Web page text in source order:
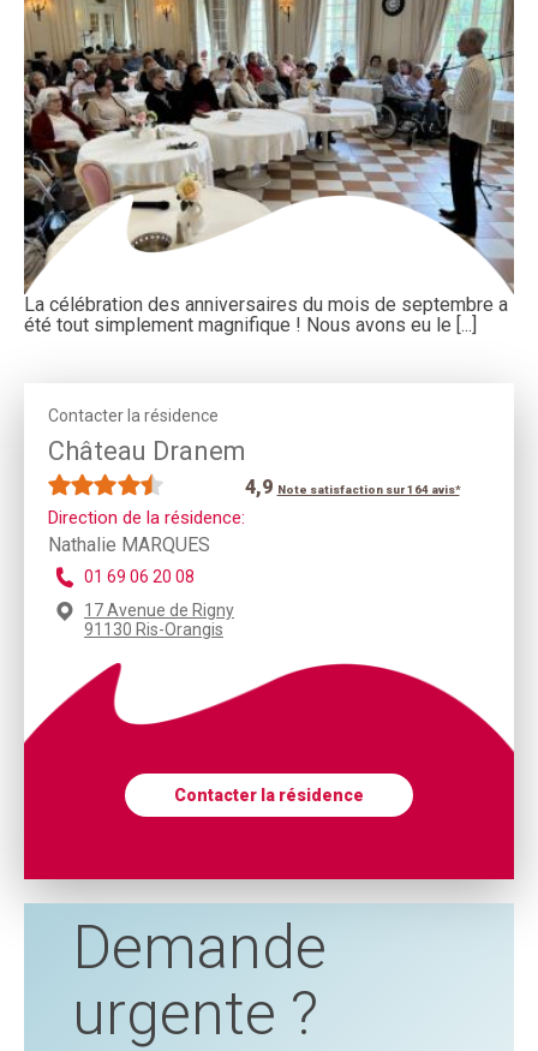
La célébration des anniversaires du mois de septembre a
été tout simplement magnifique ! Nous avons eu le [...]
Contacter la résidence
Château Dranem
4,9 Note satisfaction sur 164 avis*
Direction de la résidence:
Nathalie MARQUES
01 69 06 20 08
17 Avenue de Rigny
91130 Ris-Orangis
Contacter la résidence
Demande
urgente ?